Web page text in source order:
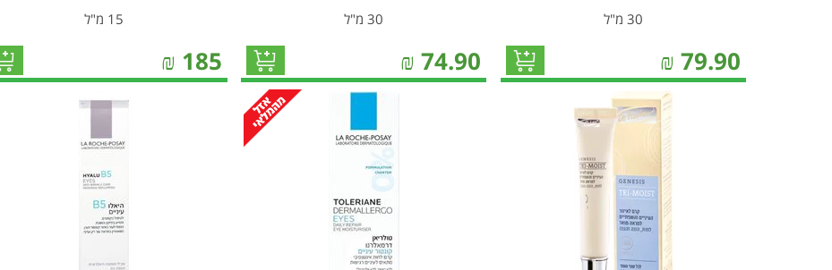
30 מ"ל
79.90
₪
30 מ"ל
74.90
₪
15 מ"ל
185
₪